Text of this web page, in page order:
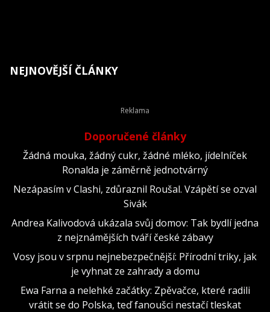
NEJNOVĚJŠÍ ČLÁNKY
Doporučené články
Žádná mouka, žádný cukr, žádné mléko, jídelníček
Ronalda je záměrně jednotvárný
Nezápasím v Clashi, zdůraznil Roušal. Vzápětí se ozval
Sivák
Andrea Kalivodová ukázala svůj domov: Tak bydlí jedna
z nejznámějších tváří české zábavy
Vosy jsou v srpnu nejnebezpečnější: Přírodní triky, jak
je vyhnat ze zahrady a domu
Ewa Farna a nelehké začátky: Zpěvačce, které radili
vrátit se do Polska, teď fanoušci nestačí tleskat